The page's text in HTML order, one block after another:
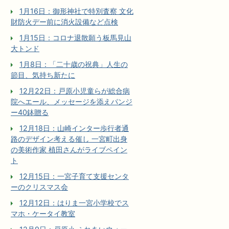
1月16日：御形神社で特別査察 文化
財防火デー前に消火設備など点検
1月15日：コロナ退散願う板馬見山
大トンド
1月8日：「二十歳の祝典」人生の
節目、気持ち新たに
12月22日：戸原小児童らが総合病
院へエール、メッセージを添えパンジ
ー40鉢贈る
12月18日：山崎インター歩行者通
路のデザイン考える催し 一宮町出身
の美術作家 植田さんがライブペイン
ト
12月15日：一宮子育て支援センタ
ーのクリスマス会
12月12日：はりま一宮小学校でス
マホ・ケータイ教室